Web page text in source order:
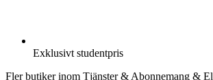
Exklusivt studentpris
Fler butiker inom Tjänster & Abonnemang & El